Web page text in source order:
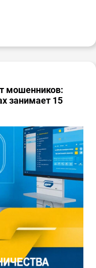
мошенников:
занимает 15